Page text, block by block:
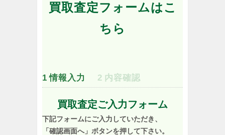
買取査定フォームはこ
ちら
1 情報入力 2 内容確認
買取査定ご入力フォーム
下記フォームにご入力していただき、
「確認画面へ」ボタンを押して下さい。